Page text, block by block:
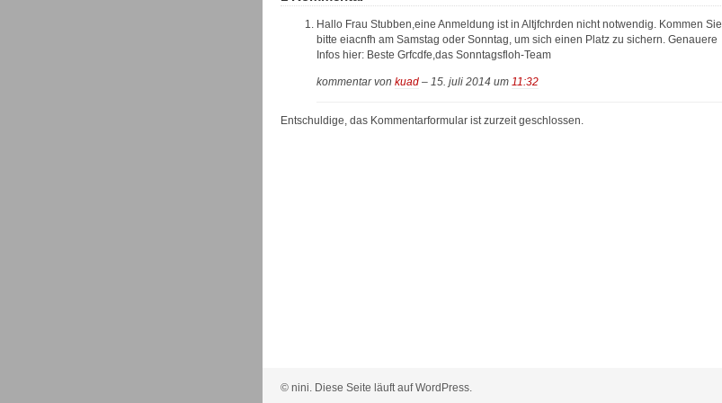
Hallo Frau Stubben,eine Anmeldung ist in Altjfchrden nicht notwendig. Kommen Sie
bitte eiacnfh am Samstag oder Sonntag, um sich einen Platz zu sichern. Genauere
Infos hier: Beste Grfcdfe,das Sonntagsfloh-Team
kommentar von kuad – 15. juli 2014 um 11:32
Entschuldige, das Kommentarformular ist zurzeit geschlossen.
© nini. Diese Seite läuft auf WordPress.